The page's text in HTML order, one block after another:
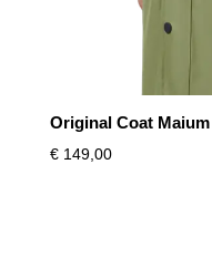
Original Coat Maium
€149,00